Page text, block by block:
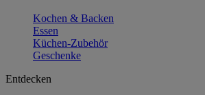
Kochen & Backen
Essen
Küchen-Zubehör
Geschenke
Entdecken